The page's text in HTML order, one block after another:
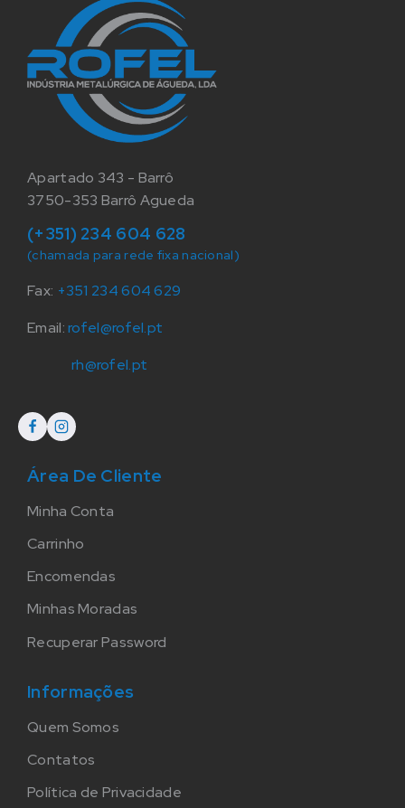
Apartado 343 - Barrô
3750-353 Barrô Agueda
(+351) 234 604 628
(chamada para rede fixa nacional)
Fax: +351 234 604 629
Email:rofel@rofel.pt
rh@rofel.pt
Área De Cliente
Minha Conta
Carrinho
Encomendas
Minhas Moradas
Recuperar Password
Informações
Quem Somos
Contatos
Política de Privacidade